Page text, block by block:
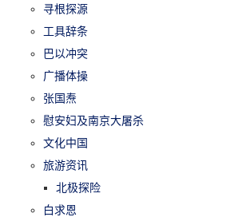
寻根探源
工具辞条
巴以冲突
广播体操
张国焘
慰安妇及南京大屠杀
文化中国
旅游资讯
北极探险
白求恩